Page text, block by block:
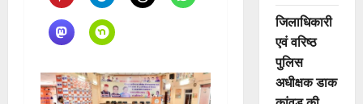
जिलाधिकारी
एवं वरिष्ठ
पुलिस
अधीक्षक डाक